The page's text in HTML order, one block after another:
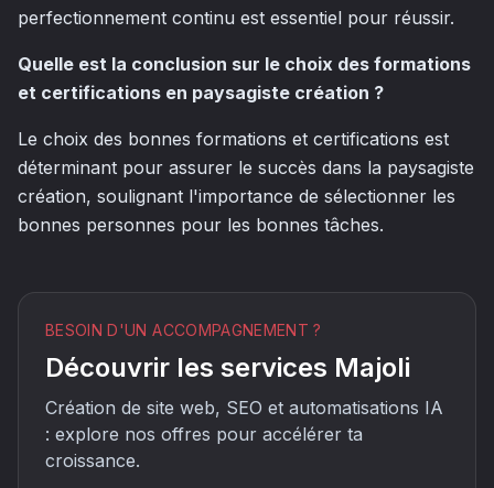
perfectionnement continu est essentiel pour réussir.
Quelle est la conclusion sur le choix des formations
et certifications en paysagiste création ?
Le choix des bonnes formations et certifications est
déterminant pour assurer le succès dans la paysagiste
création, soulignant l'importance de sélectionner les
bonnes personnes pour les bonnes tâches.
BESOIN D'UN ACCOMPAGNEMENT ?
Découvrir les services Majoli
Création de site web, SEO et automatisations IA
: explore nos offres pour accélérer ta
croissance.